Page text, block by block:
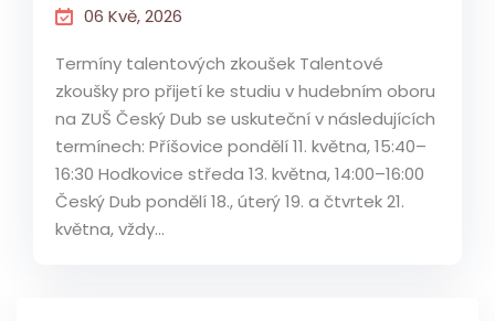
06 Kvě, 2026
Termíny talentových zkoušek Talentové
zkoušky pro přijetí ke studiu v hudebním oboru
na ZUŠ Český Dub se uskuteční v následujících
termínech: Příšovice pondělí 11. května, 15:40–
16:30 Hodkovice středa 13. května, 14:00–16:00
Český Dub pondělí 18., úterý 19. a čtvrtek 21.
května, vždy...